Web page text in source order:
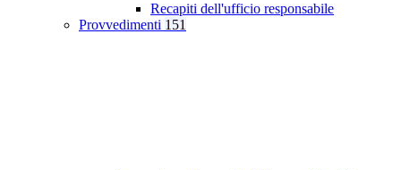
Recapiti dell'ufficio responsabile
Provvedimenti 151